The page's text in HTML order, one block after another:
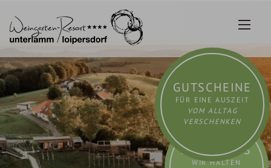
Inhalt
springen
GUTSCHEINE
FÜR EINE AUSZEIT
VOM ALLTAG
VERSCHENKEN
AKTUELLES
WIR HALTEN